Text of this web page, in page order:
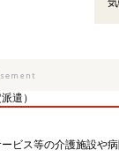
遣）
ビス等の介護施設や